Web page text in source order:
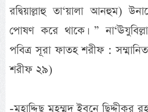
রদ্বিয়াল্লাহু তা‘য়ালা আনহুম)
পোষণ করে থাকে। ”
পবিত্র সূরা ফাতহ শরীফ :
শরীফ ২৯)
-মুহাদ্দিছ মুহম্মদ ইবনে ছিদ্দীকুর